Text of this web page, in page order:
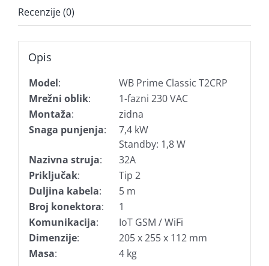
Recenzije (0)
Opis
Model:
WB Prime Classic T2CRP
Mrežni oblik:
1-fazni 230 VAC
Montaža:
zidna
Snaga punjenja:
7,4 kW
Standby: 1,8 W
Nazivna struja:
32A
Priključak:
Tip 2
Duljina kabela:
5 m
Broj konektora:
1
Komunikacija:
IoT GSM / WiFi
Dimenzije:
205 x 255 x 112 mm
Masa: 4 kg